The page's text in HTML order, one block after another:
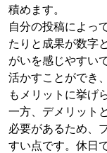
積めます。
自分の投稿によっ
たりと成果が数字
がいを感じやすい
活かすことができ
もメリットに挙げ
一方、デメリット
必要があるため、
すい点です。休日